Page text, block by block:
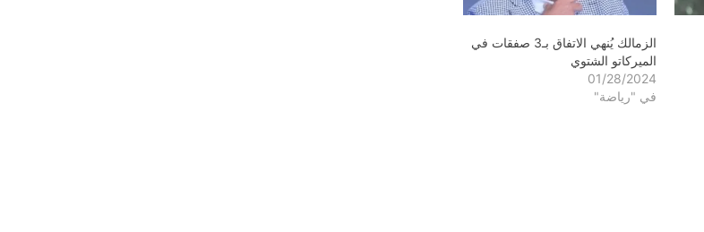
الزمالك يُنهي الاتفاق بـ3 صفقات في
الميركاتو الشتوي
01/28/2024
في "رياضة"